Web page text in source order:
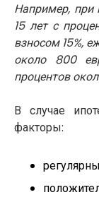
Например, при
15 лет с
взносом 15%,
около 800
процентов
В случае
факторы: